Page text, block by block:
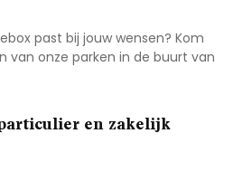
past bij jouw wensen? Kom
van onze parken in de buurt van
en zakelijk